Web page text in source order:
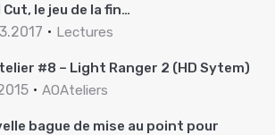
Cut, le jeu de la fin…
Lectures
#8 – Light Ranger 2 (HD Sytem)
AOAteliers
bague de mise au point pour